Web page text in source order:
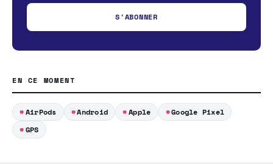
S'ABONNER
EN CE MOMENT
AirPods Android Apple
Google Pixel
GPS